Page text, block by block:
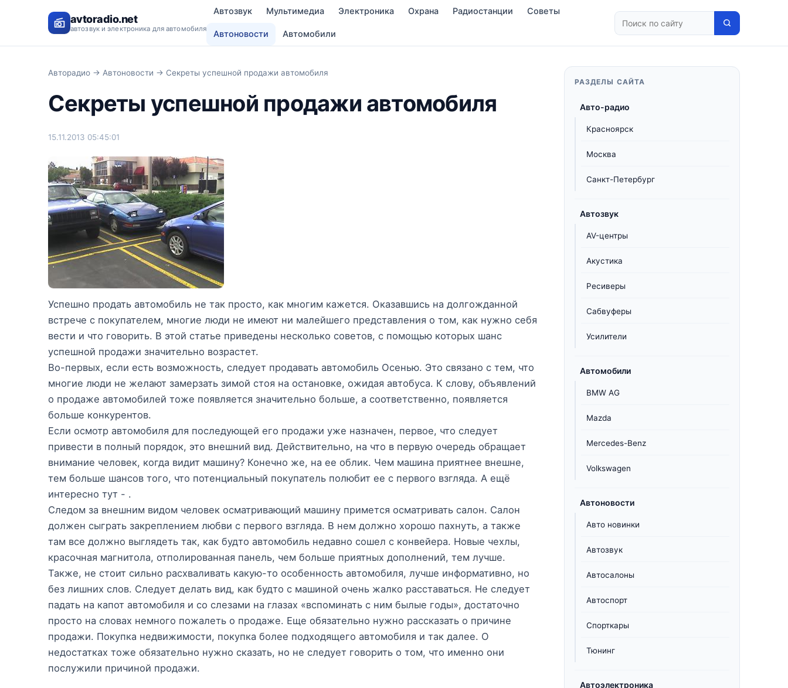
avtoradio.net
автозвук и электроника для автомобиля
Автозвук Мультимедиа Электроника Охрана Радиостанции Советы
Автоновости Автомобили
Авторадио → Автоновости → Секреты успешной продажи автомобиля
Секреты успешной продажи автомобиля
15.11.2013 05:45:01
Успешно продать автомобиль не так просто, как многим кажется. Оказавшись на долгожданной
встрече с покупателем, многие люди не имеют ни малейшего представления о том, как нужно себя
вести и что говорить. В этой статье приведены несколько советов, с помощью которых шанс
успешной продажи значительно возрастет.
Во-первых, если есть возможность, следует продавать автомобиль Осенью. Это связано с тем, что
многие люди не желают замерзать зимой стоя на остановке, ожидая автобуса. К слову, объявлений
о продаже автомобилей тоже появляется значительно больше, а соответственно, появляется
больше конкурентов.
Если осмотр автомобиля для последующей его продажи уже назначен, первое, что следует
привести в полный порядок, это внешний вид. Действительно, на что в первую очередь обращает
внимание человек, когда видит машину? Конечно же, на ее облик. Чем машина приятнее внешне,
тем больше шансов того, что потенциальный покупатель полюбит ее с первого взгляда. А ещё
интересно тут - .
Следом за внешним видом человек осматривающий машину примется осматривать салон. Салон
должен сыграть закреплением любви с первого взгляда. В нем должно хорошо пахнуть, а также
там все должно выглядеть так, как будто автомобиль недавно сошел с конвейера. Новые чехлы,
красочная магнитола, отполированная панель, чем больше приятных дополнений, тем лучше.
Также, не стоит сильно расхваливать какую-то особенность автомобиля, лучше информативно, но
без лишних слов. Следует делать вид, как будто с машиной очень жалко расставаться. Не следует
падать на капот автомобиля и со слезами на глазах «вспоминать с ним былые годы», достаточно
просто на словах немного пожалеть о продаже. Еще обязательно нужно рассказать о причине
продажи. Покупка недвижимости, покупка более подходящего автомобиля и так далее. О
недостатках тоже обязательно нужно сказать, но не следует говорить о том, что именно они
послужили причиной продажи.
РАЗДЕЛЫ САЙТА
Авто-радио
Красноярск
Москва
Санкт-Петербург
Автозвук
AV-центры
Акустика
Ресиверы
Сабвуферы
Усилители
Автомобили
BMW AG
Mazda
Mercedes-Benz
Volkswagen
Автоновости
Авто новинки
Автозвук
Автосалоны
Автоспорт
Спорткары
Тюнинг
Автоэлектроника